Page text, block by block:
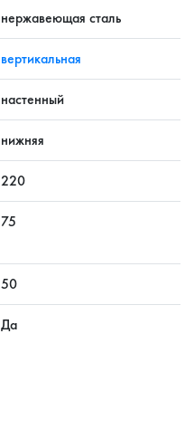
нержавеющая сталь
вертикальная
настенный
нижняя
220
75
50
Да